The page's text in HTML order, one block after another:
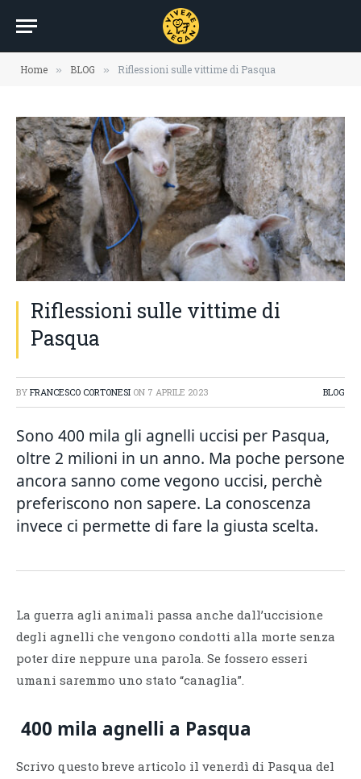
Home » BLOG » Riflessioni sulle vittime di Pasqua
Riflessioni sulle vittime di
Pasqua
BY FRANCESCO CORTONESI ON 7 APRILE 2023 BLOG
Sono 400 mila gli agnelli uccisi per Pasqua,
oltre 2 milioni in un anno. Ma poche persone
ancora sanno come vegono uccisi, perchè
preferiscono non sapere. La conoscenza
invece ci permette di fare la giusta scelta.
La guerra agli animali passa anche dall’uccisione
degli agnelli che vengono condotti alla morte senza
poter dire neppure una parola. Se fossero esseri
umani saremmo uno stato “canaglia”.
400 mila agnelli a Pasqua
Scrivo questo breve articolo il venerdì di Pasqua del